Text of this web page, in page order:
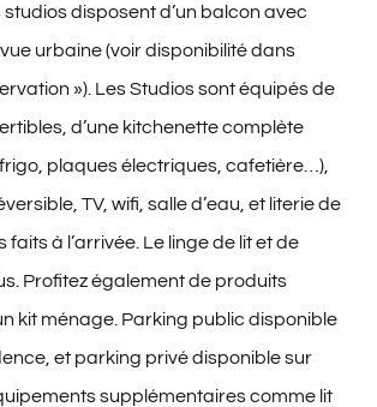
disposent d’un balcon avec
urbaine (voir disponibilité dans
»). Les Studios sont équipés de
d’une kitchenette complète
plaques électriques, cafetière…),
, TV, wifi, salle d’eau, et literie de
faits à l’arrivée. Le linge de lit et de
Profitez également de produits
kit ménage. Parking public disponible
et parking privé disponible sur
supplémentaires comme lit